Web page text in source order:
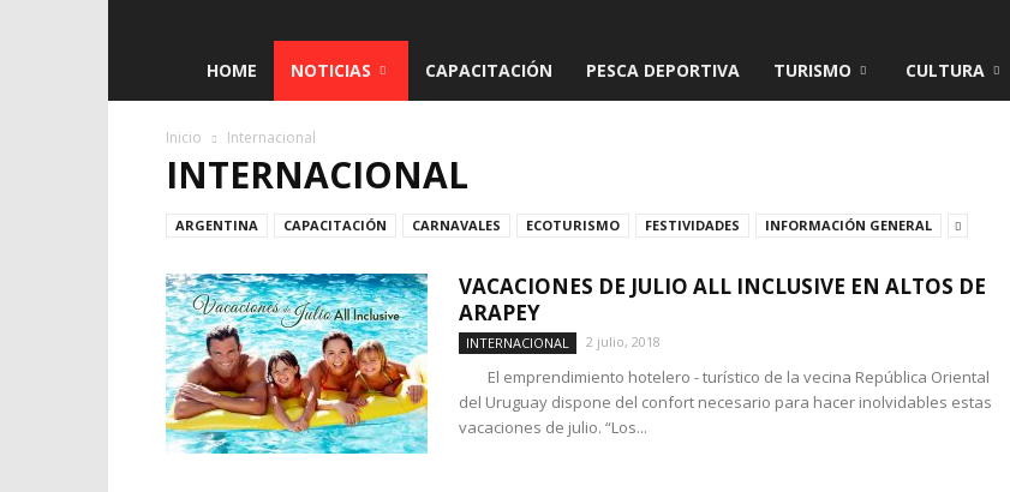
Taragüí
HOME NOTICIAS CAPACITACIÓN PESCA DEPORTIVA TURISMO CULTURA
Inicio Internacional
INTERNACIONAL
ARGENTINA CAPACITACIÓN CARNAVALES ECOTURISMO FESTIVIDADES INFORMACIÓN GENERAL
VACACIONES DE JULIO ALL INCLUSIVE EN ALTOS DE
ARAPEY
INTERNACIONAL 2 julio, 2018
El emprendimiento hotelero - turístico de la vecina República Oriental
del Uruguay dispone del confort necesario para hacer inolvidables estas
vacaciones de julio. “Los...